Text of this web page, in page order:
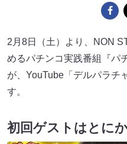
2月8日（土）より、NON
めるパチンコ実践番組『パ
が、YouTube「デルパラチ
す。
初回ゲストはとに